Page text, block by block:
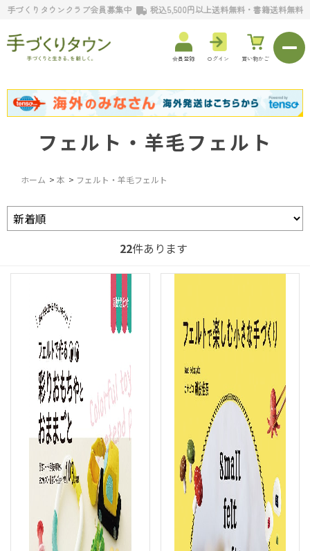
手づくりタウンクラブ会員募集中 税込5,500円以上送料無料・書籍送料無料
会員登録 ログイン 買い物かご
フェルト・羊毛フェルト
ホーム > 本 > フェルト・羊毛フェルト
22件あります